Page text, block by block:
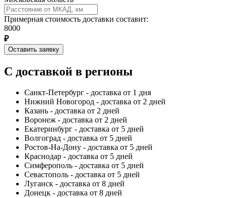
Примерная стоимость доставки составит:
8000
₽
Оставить заявку
С доставкой в регионы
Санкт-Петербург - доставка от 1 дня
Нижний Новогород - доставка от 2 дней
Казань - доставка от 2 дней
Воронеж - доставка от 2 дней
Екатеринбург - доставка от 5 дней
Волгоград - доставка от 5 дней
Ростов-На-Дону - доставка от 5 дней
Краснодар - доставка от 5 дней
Симферополь - доставка от 5 дней
Севастополь - доставка от 5 дней
Луганск - доставка от 8 дней
Донецк - доставка от 8 дней